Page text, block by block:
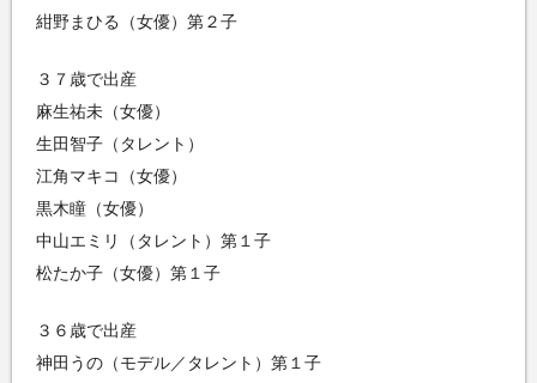
紺野まひる（女優）第２子
３７歳で出産
麻生祐未（女優）
生田智子（タレント）
江角マキコ（女優）
黒木瞳（女優）
中山エミリ（タレント）第１子
松たか子（女優）第１子
３６歳で出産
神田うの（モデル／タレント）第１子